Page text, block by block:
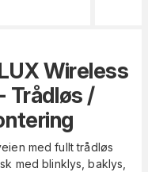
Wireless
Trådløs /
med fullt trådløs
med blinklys, baklys,